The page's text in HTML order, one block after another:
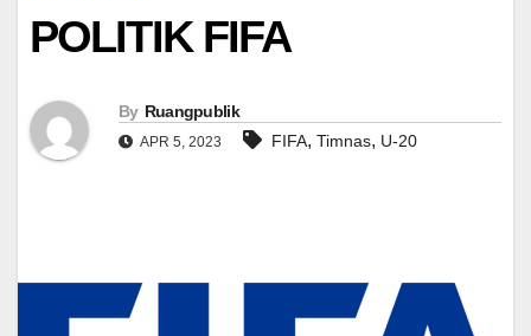
POLITIK FIFA
By Ruangpublik
APR 5, 2023 FIFA, Timnas, U-20